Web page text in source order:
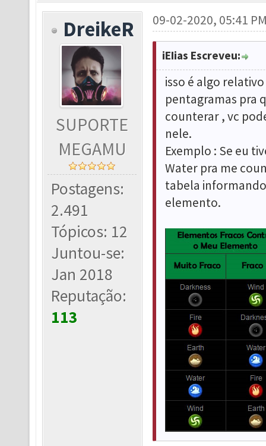
DreikeR
SUPORTE
MEGAMU
Postagens:
2.491
Tópicos: 12
Juntou-se:
Jan 2018
Reputação:
113
09-02-2020, 05:41
iEIias Escreveu:
isso é algo
pentagramas pra
counterar , vc
nele.
Exemplo : Se eu
Water pra me
tabela
elemento.